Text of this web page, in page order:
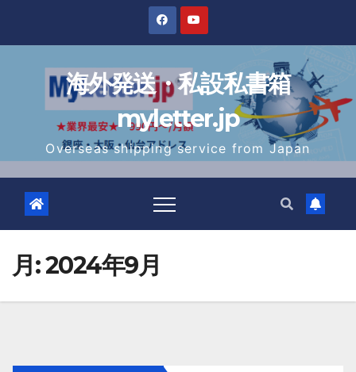
content
海外発送・私設私書箱
myletter.jp
Overseas shipping service from Japan
月:2024年9月